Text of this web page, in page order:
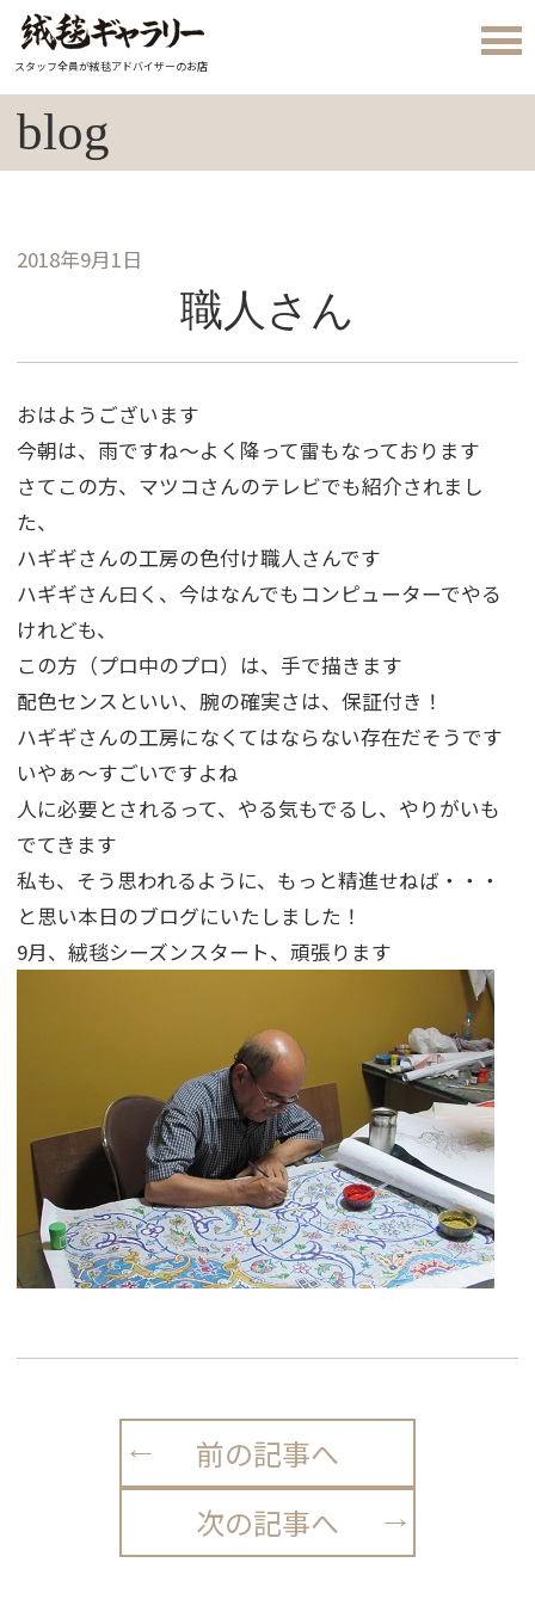
スタッフ全員が絨毯アドバイザーのお店
blog
2018年9月1日
職人さん
おはようございます
今朝は、雨ですね～よく降って雷もなっております
さてこの方、マツコさんのテレビでも紹介されまし
た、
ハギギさんの工房の色付け職人さんです
ハギギさん曰く、今はなんでもコンピューターでやる
けれども、
この方（プロ中のプロ）は、手で描きます
配色センスといい、腕の確実さは、保証付き！
ハギギさんの工房になくてはならない存在だそうです
いやぁ～すごいですよね
人に必要とされるって、やる気もでるし、やりがいも
でてきます
私も、そう思われるように、もっと精進せねば・・・
と思い本日のブログにいたしました！
9月、絨毯シーズンスタート、頑張ります
前の記事へ
次の記事へ